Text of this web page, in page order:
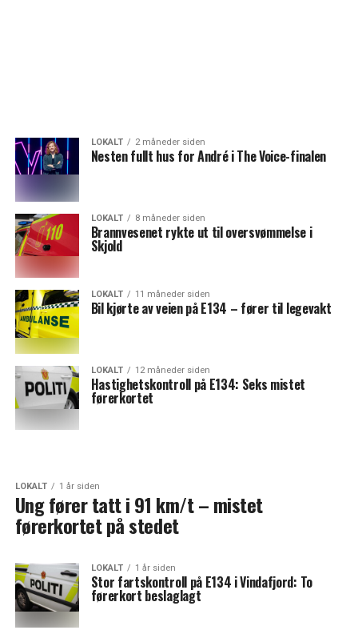
LOKALT 2 måneder siden
Nesten fullt hus for André i The Voice-finalen
LOKALT 8 måneder siden
Brannvesenet rykte ut til oversvømmelse i
Skjold
LOKALT 11 måneder siden
Bil kjørte av veien på E134 – fører til legevakt
LOKALT 12 måneder siden
Hastighetskontroll på E134: Seks mistet
førerkortet
LOKALT 1 år siden
Ung fører tatt i 91 km/t – mistet
førerkortet på stedet
LOKALT 1 år siden
Stor fartskontroll på E134 i Vindafjord: To
førerkort beslaglagt